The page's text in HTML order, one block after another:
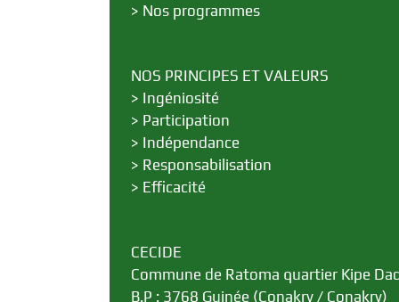
> Nos programmes
NOS PRINCIPES ET VALEURS
> Ingéniosité
> Participation
> Indépendance
> Responsabilisation
> Efficacité
CECIDE
Commune de Ratoma quartier Kipe
B.P : 3768 Guinée (Conakry / Conakry)